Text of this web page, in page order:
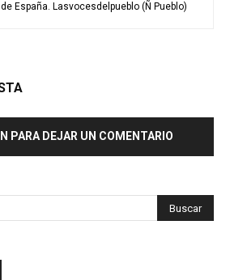
España. Lasvocesdelpueblo (Ñ Pueblo)
PARA DEJAR UN COMENTARIO